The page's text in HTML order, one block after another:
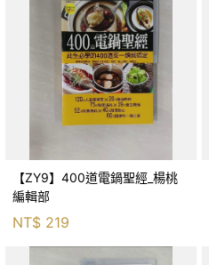
【ZY9】400道電鍋聖經_楊桃
編輯部
NT$ 219